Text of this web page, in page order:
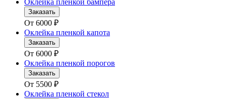
Оклейка пленкой бампера
Заказать
От 6000 ₽
Оклейка пленкой капота
Заказать
От 6000 ₽
Оклейка пленкой порогов
Заказать
От 5500 ₽
Оклейка пленкой стекол